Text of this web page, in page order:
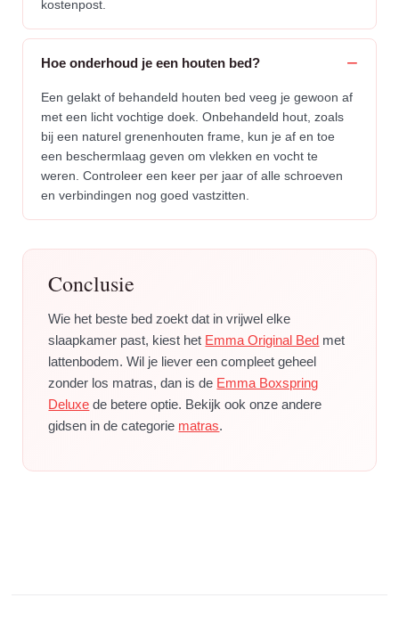
kostenpost.
Hoe onderhoud je een houten bed?
Een gelakt of behandeld houten bed veeg je gewoon af
met een licht vochtige doek. Onbehandeld hout, zoals
bij een naturel grenenhouten frame, kun je af en toe
een beschermlaag geven om vlekken en vocht te
weren. Controleer een keer per jaar of alle schroeven
en verbindingen nog goed vastzitten.
Conclusie
Wie het beste bed zoekt dat in vrijwel elke
slaapkamer past, kiest het Emma Original Bed met
lattenbodem. Wil je liever een compleet geheel
zonder los matras, dan is de Emma Boxspring
Deluxe de betere optie. Bekijk ook onze andere
gidsen in de categorie matras.